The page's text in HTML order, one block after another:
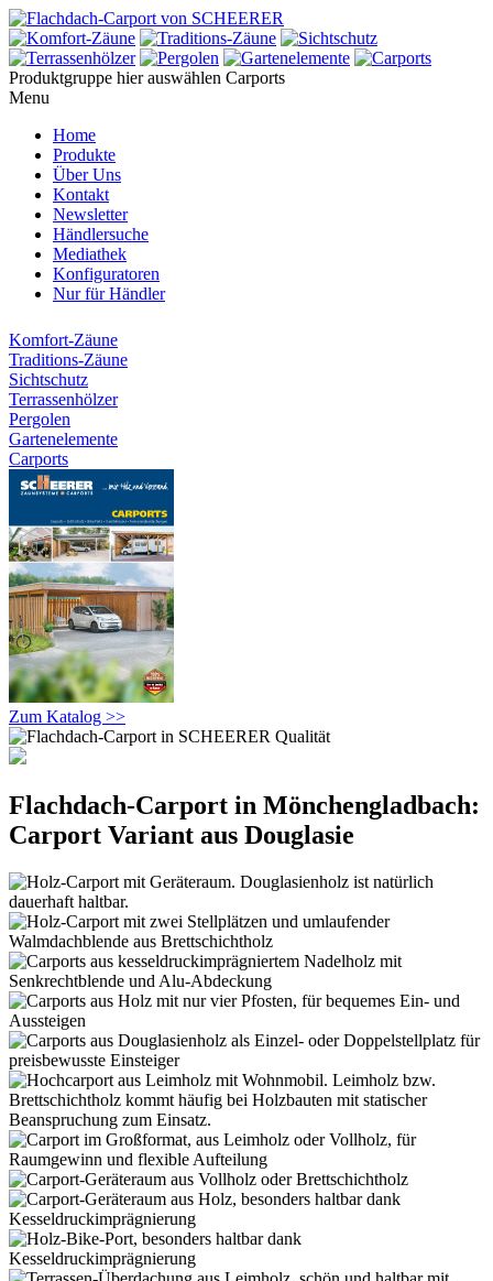
Produktgruppe hier auswählen Carports
Menu
Home
Produkte
Über Uns
Kontakt
Newsletter
Händlersuche
Mediathek
Konfiguratoren
Nur für Händler
Komfort-Zäune
Traditions-Zäune
Sichtschutz
Terrassenhölzer
Pergolen
Gartenelemente
Carports
Zum Katalog >>
Flachdach-Carport in Mönchengladbach:
Carport Variant aus Douglasie